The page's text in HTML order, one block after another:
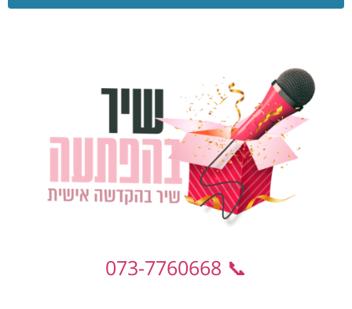
📞 073-7760668